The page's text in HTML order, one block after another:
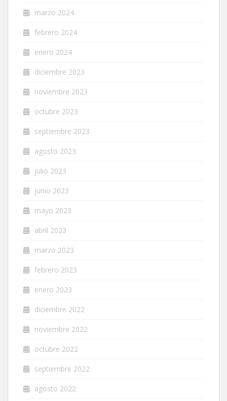
marzo 2024
febrero 2024
enero 2024
diciembre 2023
noviembre 2023
octubre 2023
septiembre 2023
agosto 2023
julio 2023
junio 2023
mayo 2023
abril 2023
marzo 2023
febrero 2023
enero 2023
diciembre 2022
noviembre 2022
octubre 2022
septiembre 2022
agosto 2022